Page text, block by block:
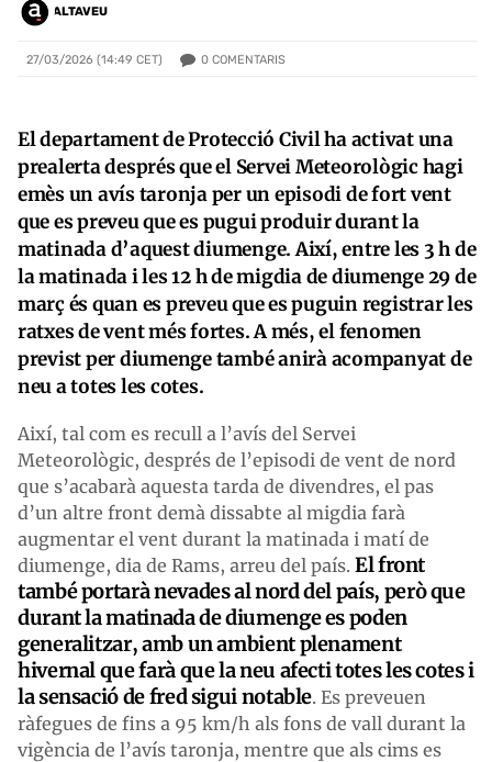
ALTAVEU
27/03/2026 (14:49 CET) 0 COMENTARIS
El departament de Protecció Civil ha activat una
prealerta després que el Servei Meteorològic hagi
emès un avís taronja per un episodi de fort vent
que es preveu que es pugui produir durant la
matinada d’aquest diumenge. Així, entre les 3 h de
la matinada i les 12 h de migdia de diumenge 29 de
març és quan es preveu que es puguin registrar les
ratxes de vent més fortes. A més, el fenomen
previst per diumenge també anirà acompanyat de
neu a totes les cotes.
Així, tal com es recull a l’avís del Servei
Meteorològic, després de l’episodi de vent de nord
que s’acabarà aquesta tarda de divendres, el pas
d’un altre front demà dissabte al migdia farà
augmentar el vent durant la matinada i matí de
diumenge, dia de Rams, arreu del país. El front
també portarà nevades al nord del país, però que
durant la matinada de diumenge es poden
generalitzar, amb un ambient plenament
hivernal que farà que la neu afecti totes les cotes i
la sensació de fred sigui notable. Es preveuen
ràfegues de fins a 95 km/h als fons de vall durant la
vigència de l’avís taronja, mentre que als cims es